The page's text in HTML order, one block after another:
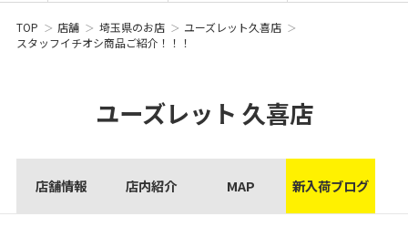
TOP 店舗 埼玉県のお店
ユーズレット久喜店
スタッフイチオシ商品ご紹介！！！
ユーズレット 久喜店
店舗情報 店内紹介 MAP 新入荷ブログ